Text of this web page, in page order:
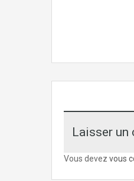
Laisser un
Vous devez vous